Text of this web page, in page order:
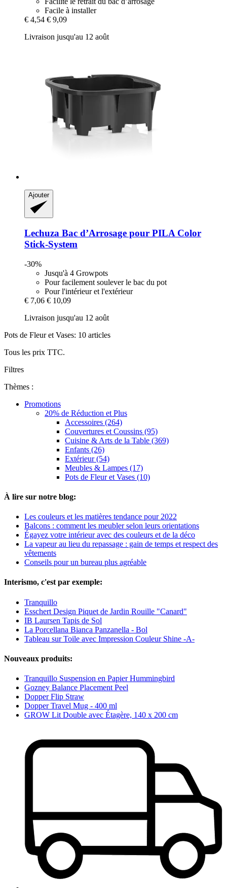
Facile à installer
€ 4,54 € 9,09
Livraison jusqu'au 12 août
Ajouter
Lechuza Bac d’Arrosage pour PILA Color
Stick-​System
-30%
Jusqu'à 4 Growpots
Pour facilement soulever le bac du pot
Pour l'intérieur et l'extérieur
€ 7,06 € 10,09
Livraison jusqu'au 12 août
Pots de Fleur et Vases: 10 articles
Tous les prix TTC.
Filtres
Thèmes :
Promotions
20% de Réduction et Plus
Accessoires (264)
Couvertures et Coussins (95)
Cuisine & Arts de la Table (369)
Enfants (26)
Extérieur (54)
Meubles & Lampes (17)
Pots de Fleur et Vases (10)
À lire sur notre blog:
Les couleurs et les matières tendance pour 2022
Balcons : comment les meubler selon leurs orientations
Égayez votre intérieur avec des couleurs et de la déco
La vapeur au lieu du repassage : gain de temps et respect des
vêtements
Conseils pour un bureau plus agréable
Interismo, c'est par exemple:
Tranquillo
Esschert Design Piquet de Jardin Rouille "Canard"
IB Laursen Tapis de Sol
La Porcellana Bianca Panzanella - Bol
Tableau sur Toile avec Impression Couleur Shine -A-
Nouveaux produits:
Tranquillo Suspension en Papier Hummingbird
Gozney Balance Placement Peel
Dopper Flip Straw
Dopper Travel Mug - 400 ml
GROW Lit Double avec Étagère, 140 x 200 cm